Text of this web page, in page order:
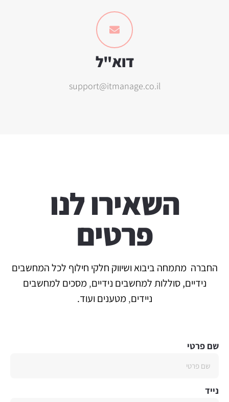
דוא"ל
support@itmanage.co.il
השאירו לנו
פרטים
החברה מתמחה ביבוא ושיווק חלקי חילוף לכל המחשבים
נידיים,סוללותלמחשבים נידיים, מסכים למחשבים
ניידים, מטענים ועוד.
שם פרטי
נייד